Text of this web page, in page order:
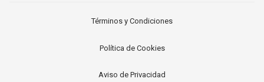
Términos y Condiciones
Política de Cookies
Aviso de Privacidad